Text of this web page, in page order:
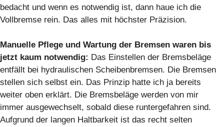
bedacht und wenn es notwendig ist, dann haue ich die
Vollbremse rein. Das alles mit höchster Präzision.
Manuelle Pflege und Wartung der Bremsen waren bis
jetzt kaum notwendig: Das Einstellen der Bremsbeläge
entfällt bei hydraulischen Scheibenbremsen. Die Bremsen
stellen sich selbst ein. Das Prinzip hatte ich ja bereits
weiter oben erklärt. Die Bremsbeläge werden von mir
immer ausgewechselt, sobald diese runtergefahren sind.
Aufgrund der langen Haltbarkeit ist das recht selten